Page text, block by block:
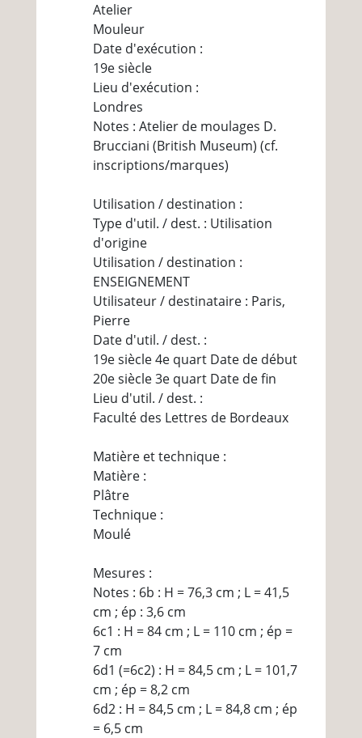
Atelier
Mouleur
Date d'exécution :
19e siècle
Lieu d'exécution :
Londres
Notes : Atelier de moulages D.
Brucciani (British Museum) (cf.
inscriptions/marques)
Utilisation / destination :
Type d'util. / dest. : Utilisation
d'origine
Utilisation / destination :
ENSEIGNEMENT
Utilisateur / destinataire : Paris,
Pierre
Date d'util. / dest. :
19e siècle 4e quart Date de début
20e siècle 3e quart Date de fin
Lieu d'util. / dest. :
Faculté des Lettres de Bordeaux
Matière et technique :
Matière :
Plâtre
Technique :
Moulé
Mesures :
Notes : 6b : H = 76,3 cm ; L = 41,5
cm ; ép : 3,6 cm
6c1 : H = 84 cm ; L = 110 cm ; ép =
7 cm
6d1 (=6c2) : H = 84,5 cm ; L = 101,7
cm ; ép = 8,2 cm
6d2 : H = 84,5 cm ; L = 84,8 cm ; ép
= 6,5 cm